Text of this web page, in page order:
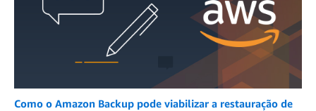
Como o Amazon Backup pode viabilizar a restauração de